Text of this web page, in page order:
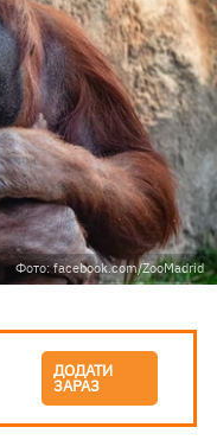
Фото: facebook.com/ZooMadrid
ДОДАТИ
ЗАРАЗ